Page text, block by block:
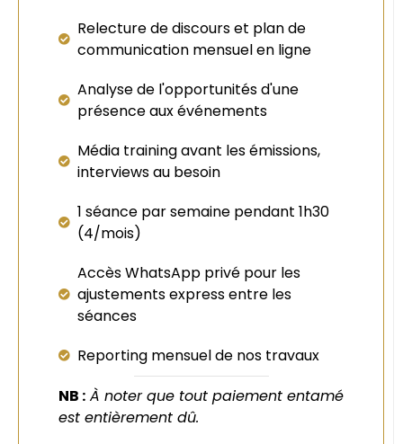
Relecture de discours et plan de
communication mensuel en ligne
Analyse de l'opportunités d'une
présence aux événements
Média training avant les émissions,
interviews au besoin
1 séance par semaine pendant 1h30
(4/mois)
Accès WhatsApp privé pour les
ajustements express entre les
séances
Reporting mensuel de nos travaux
NB : À noter que tout paiement entamé
est entièrement dû.